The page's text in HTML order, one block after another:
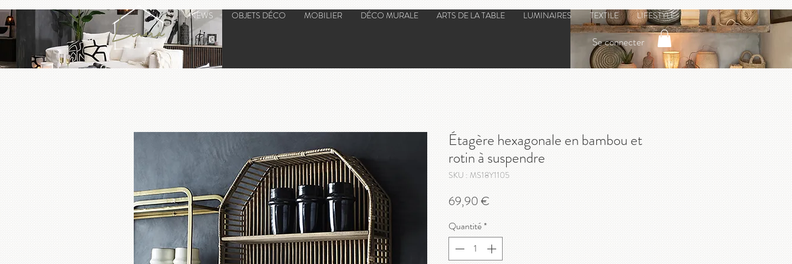
NEWS OBJETS DÉCO MOBILIER DÉCO MURALE ARTS DE LA TABLE LUMINAIRES TEXTILE LIFESTYLE
Se connecter
Étagère hexagonale en bambou et
rotin à suspendre
SKU : MS18Y1105
69,90 €Prix
Quantité*